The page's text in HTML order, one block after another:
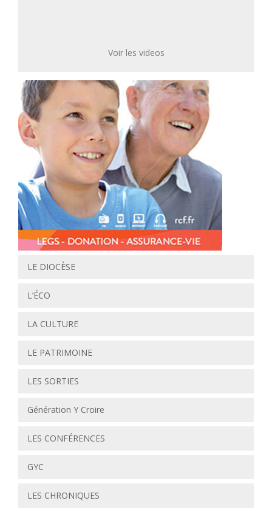
Voir les videos
LE DIOCÈSE
L’ÉCO
LA CULTURE
LE PATRIMOINE
LES SORTIES
Génération Y Croire
LES CONFÉRENCES
GYC
LES CHRONIQUES